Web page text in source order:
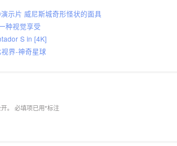
示片 威尼斯城奇形怪状的面具
种视觉享受
S in [4K]
界-神奇星球
。 必填项已用*标注